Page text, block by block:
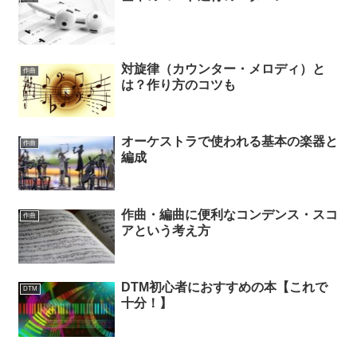
作曲
対旋律（カウンター・メロディ）と
は？作り方のコツも
作曲
オーケストラで使われる基本の楽器と
編成
作曲
作曲・編曲に便利なコンデンス・スコ
アという考え方
DTM
DTM初心者におすすめの本【これで
十分！】